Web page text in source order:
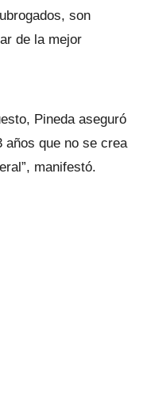
son
de la mejor
Pineda aseguró
años que no se crea
manifestó.